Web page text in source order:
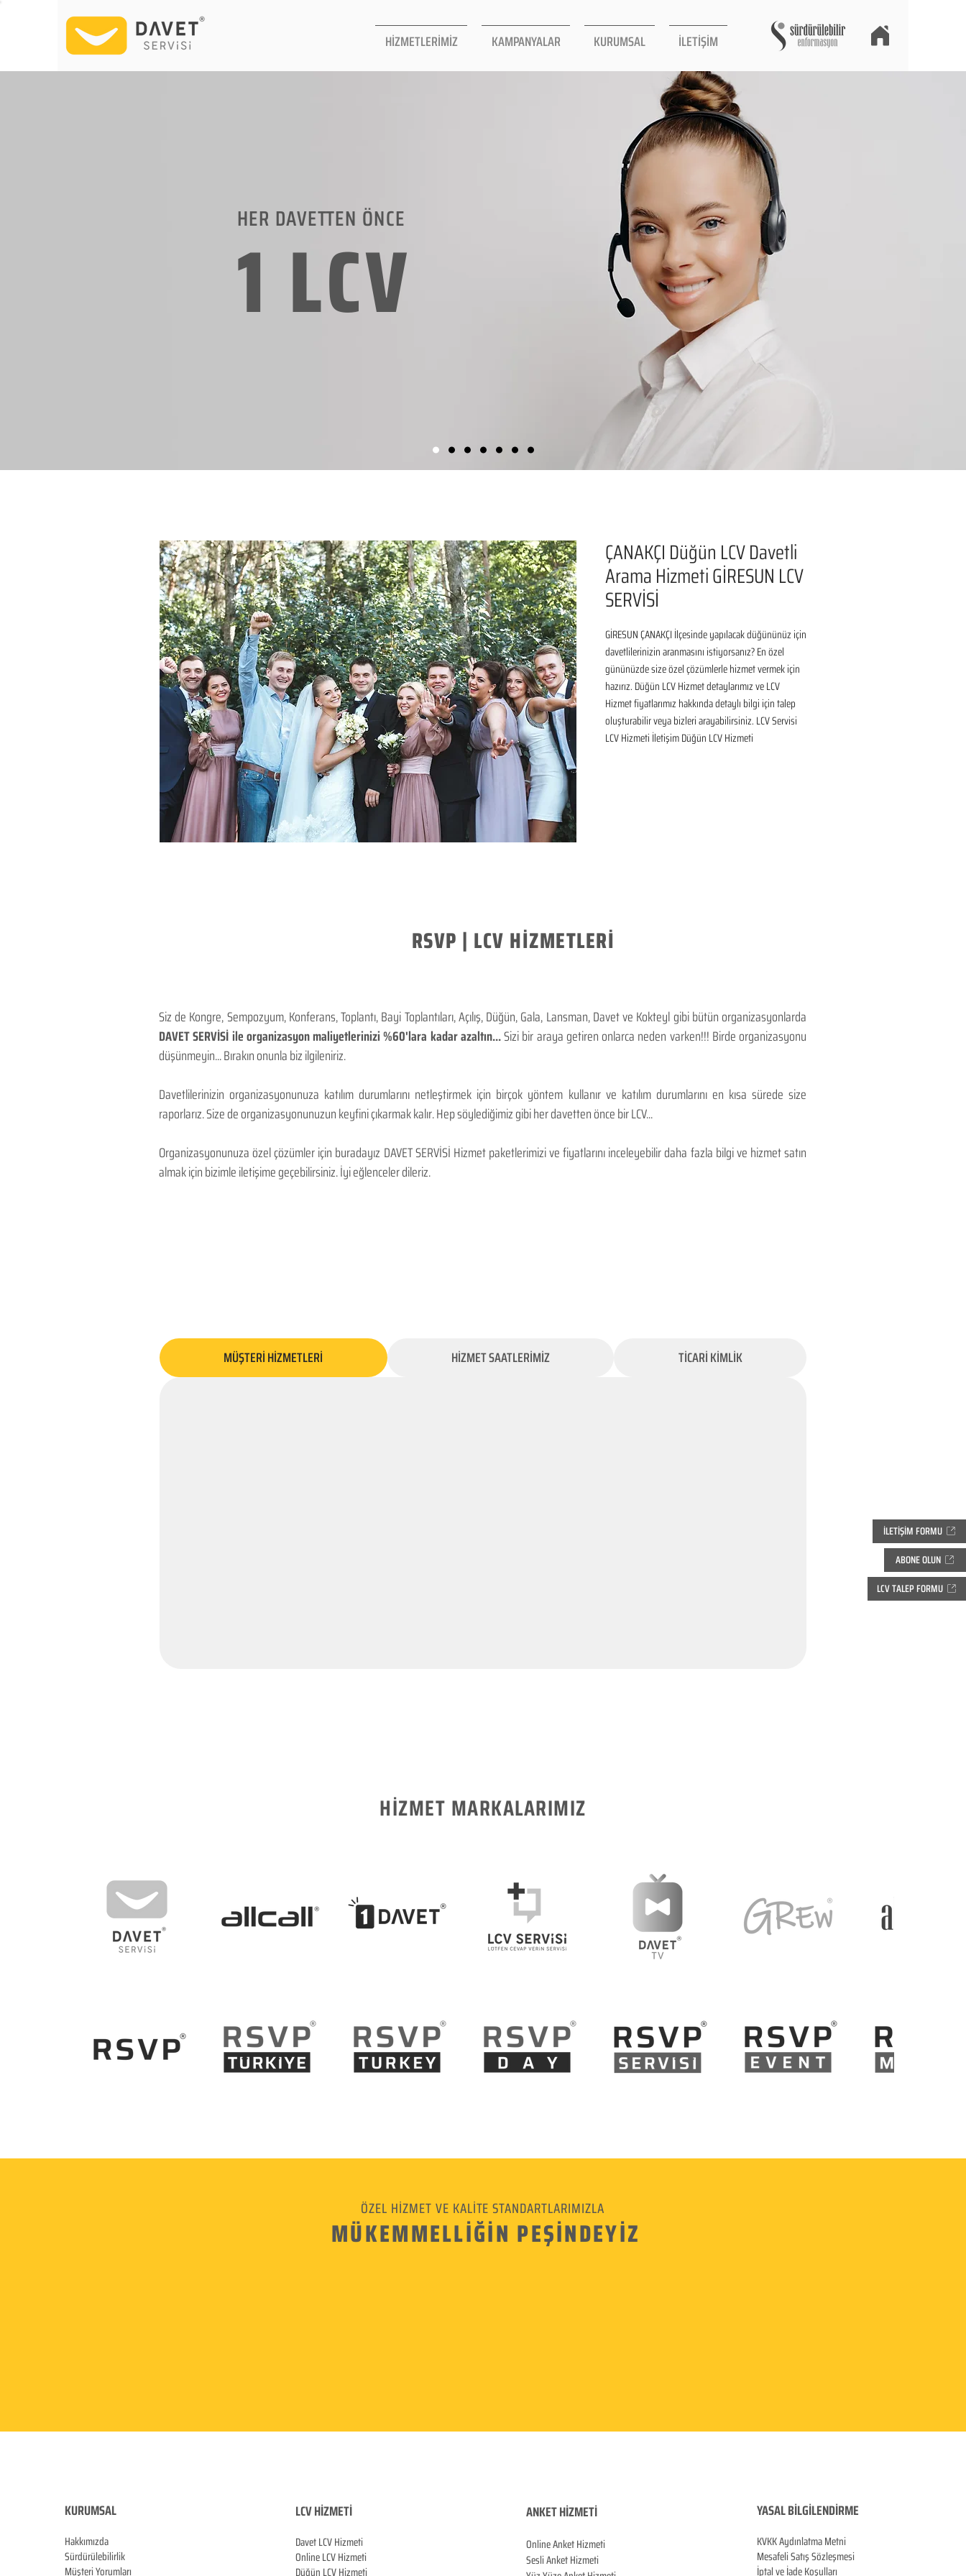
HİZMETLERİMİZ KAMPANYALAR KURUMSAL İLETİŞİM
ABONE OLUN
LCV TALEP FORMU
İLETİŞİM FORMU
HER DAVETTEN ÖNCE
1 LCV
ÇANAKÇI Düğün LCV Davetli
Arama Hizmeti GİRESUN LCV
SERVİSİ
GİRESUN ÇANAKÇI İlçesinde yapılacak düğününüz için
davetlilerinizin aranmasını istiyorsanız? En özel
gününüzde size özel çözümlerle hizmet vermek için
hazırız. Düğün LCV Hizmet detaylarımız ve LCV
Hizmet fiyatlarımız hakkında detaylı bilgi için talep
oluşturabilir veya bizleri arayabilirsiniz. LCV Servisi
LCV Hizmeti İletişim Düğün LCV Hizmeti
RSVP | LCV HİZMETLERİ
Siz de Kongre, Sempozyum, Konferans, Toplantı, Bayi Toplantıları, Açılış, Düğün, Gala, Lansman, Davet ve Kokteyl gibi bütün organizasyonlarda
DAVET SERVİSİ ile organizasyon maliyetlerinizi %60'lara kadar azaltın...Sizi bir araya getiren onlarca neden varken!!! Birde organizasyonu
düşünmeyin... Bırakın onunla biz ilgileniriz.
Davetlilerinizin organizasyonunuza katılım durumlarını netleştirmek için birçok yöntem kullanır ve katılım durumlarını en kısa sürede size
raporlarız. Size de organizasyonunuzun keyfini çıkarmak kalır. Hep söylediğimiz gibi her davetten önce bir LCV...
Organizasyonunuza özel çözümler için buradayız DAVET SERVİSİ Hizmet paketlerimizi ve fiyatlarını inceleyebilir daha fazla bilgi ve hizmet satın
almak için bizimle iletişime geçebilirsiniz. İyi eğlenceler dileriz.
MÜŞTERİ HİZMETLERİ HİZMET SAATLERİMİZ TİCARİ KİMLİK
HİZMET MARKALARIMIZ
ÖZEL HİZMET VE KALİTE STANDARTLARIMIZLA
MÜKEMMELLİĞİN PEŞİNDEYİZ
KURUMSAL
Hakkımızda
Sürdürülebilirlik
Müşteri Yorumları
LCV HİZMETİ
Davet LCV Hizmeti
Online LCV Hizmeti
ANKET HİZMETİ
Online Anket Hizmeti
Sesli Anket Hizmeti
YASAL BİLGİLENDİRME
KVKK AydınlatmaMetni
Mesafeli Satış Sözleşmesi
İptal ve İade Koşulları